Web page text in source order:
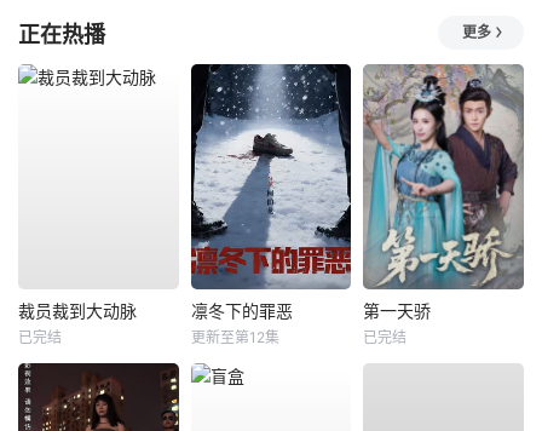
正在热播 更多
裁员裁到大动脉
已完结
凛冬下的罪恶
更新至第12集
第一天骄
已完结